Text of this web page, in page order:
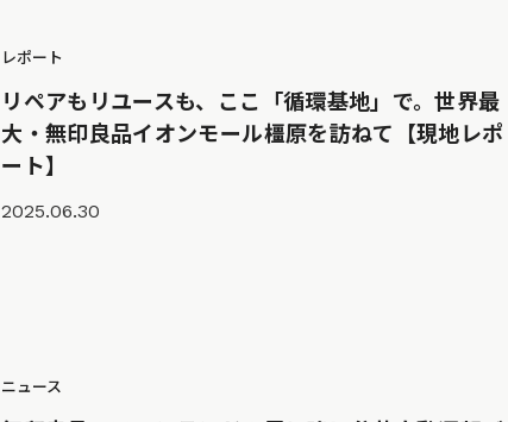
レポート
リペアもリユースも、ここ「循環基地」で。世界最
大・無印良品イオンモール橿原を訪ねて【現地レポ
ート】
2025.06.30
ニュース